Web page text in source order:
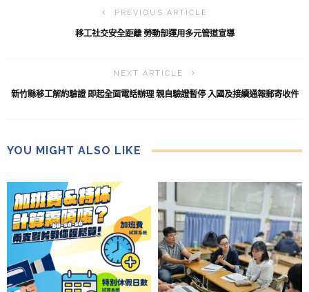
PREVIOUS ARTICLE
移工社交安全距離 勞動部運用多元管道宣導
NEXT ARTICLE
新竹縣移工解約驗證 即起全面電話辦理 親自驗證暫停 入國及接續通報郵寄收件
YOU MIGHT ALSO LIKE